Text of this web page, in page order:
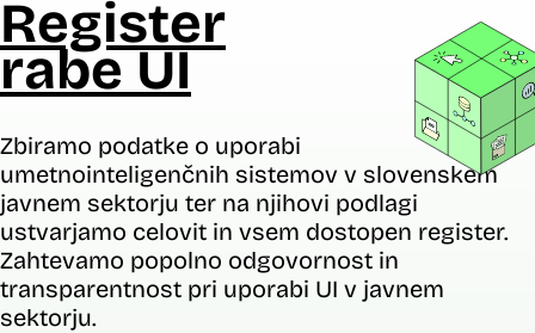
Register
rabe UI
Zbiramo podatke o uporabi
umetnointeligenčnih sistemov v slovenskem
javnem sektorju ter na njihovi podlagi
ustvarjamo celovit in vsem dostopen register.
Zahtevamo popolno odgovornost in
transparentnost pri uporabi UI v javnem
sektorju.